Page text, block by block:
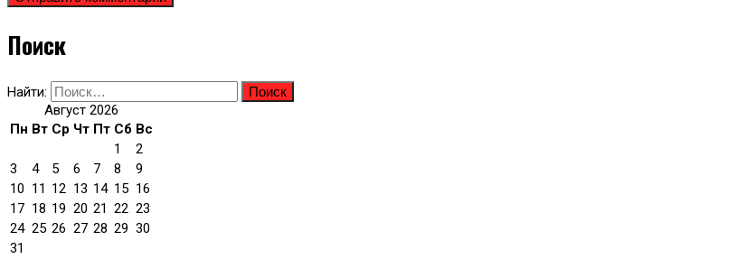
Поиск
Найти:
Август 2026
Пн Вт Ср Чт Пт Сб Вс
1
2
3
4 5 6 7 8
9
10 11 12 13 14 15 16
17 18 19 20 21 22 23
24 25 26 27 28 29 30
31